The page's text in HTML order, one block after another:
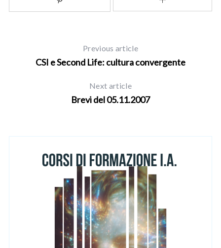
Previous article
CSI e Second Life: cultura convergente
Next article
Brevi del 05.11.2007